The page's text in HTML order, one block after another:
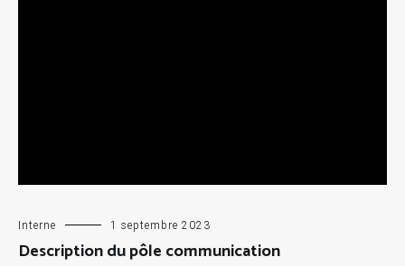
Interne 1 septembre 2023
Description du pôle communication